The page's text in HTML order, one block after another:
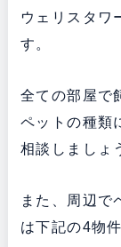
ウェリスタワ
す。
全ての部屋で
ペットの種類
相談しましょ
また、周辺で
は下記の4物